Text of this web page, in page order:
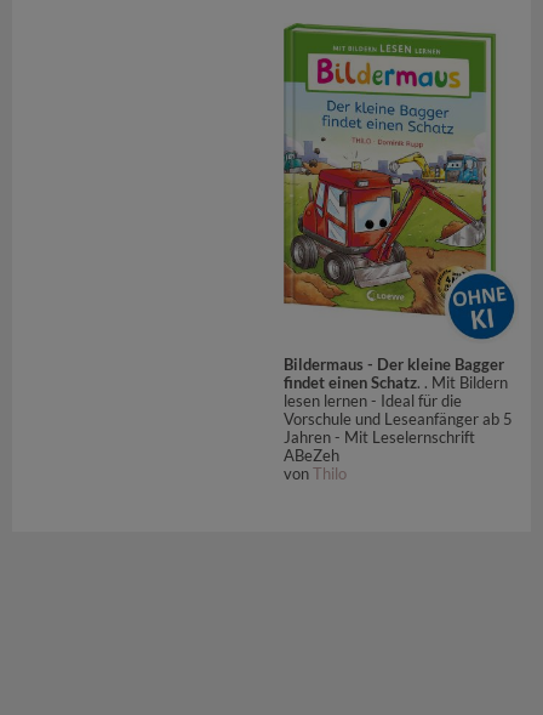
Bildermaus - Der kleine Bagger
findet einen Schatz. . Mit Bildern
lesen lernen - Ideal für die
Vorschule und Leseanfänger ab 5
Jahren - Mit Leselernschrift
ABeZeh
vonThilo